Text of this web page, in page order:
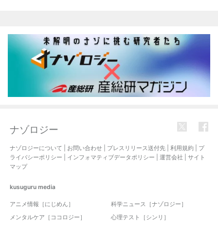
ナゾロジー
ナゾロジーについて お問い合わせ プレスリリース送付先 利用規約
プ
ライバシーポリシー
インフォマティブデータポリシー 運営会社
サイト
マップ
kusuguru media
アニメ情報［にじめん］
科学ニュース［ナゾロジー］
メンタルケア［ココロジー］
心理テスト［シンリ］